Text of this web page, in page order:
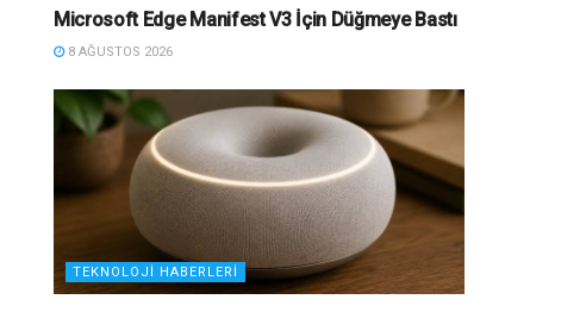
Microsoft Edge Manifest V3 İçin Düğmeye Bastı
8 AĞUSTOS 2026
TEKNOLOJI HABERLERI